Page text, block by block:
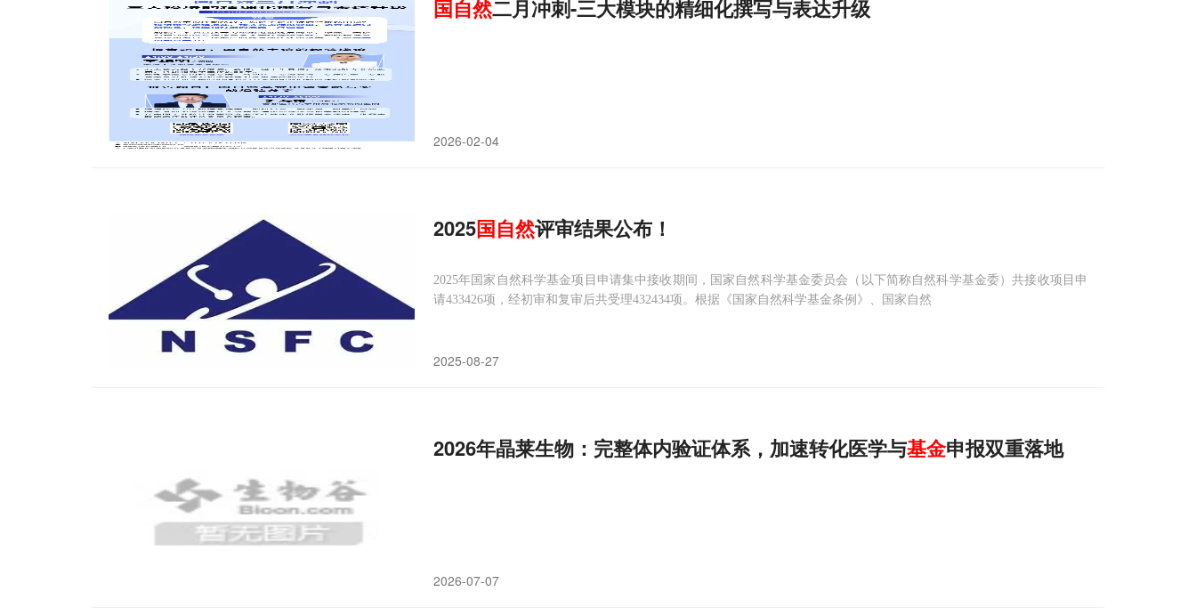
国自然二月冲刺-三大模块的精细化撰写与表达升级
2026-02-04
2025国自然评审结果公布！
2025年国家自然科学基金项目申请集中接收期间，国家自然科学基金委员会（以下简称自然科学基金委）共接收项目申
请433426项，经初审和复审后共受理432434项。根据《国家自然科学基金条例》、国家自然
2025-08-27
2026年晶莱生物：完整体内验证体系，加速转化医学与基金申报双重落地
2026-07-07